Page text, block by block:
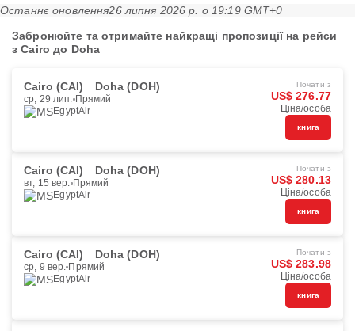
Останнє оновлення26 липня 2026 р. о 19:19 GMT+0
Забронюйте та отримайте найкращі пропозиції на рейси
з Cairo до Doha
Cairo (CAI) Doha (DOH)
ср, 29 лип. Прямий
EgyptAir
Почати з
US$ 276.77
Ціна/особа
книга
Cairo (CAI) Doha (DOH)
вт, 15 вер. Прямий
EgyptAir
Почати з
US$ 280.13
Ціна/особа
книга
Cairo (CAI) Doha (DOH)
ср, 9 вер. Прямий
EgyptAir
Почати з
US$ 283.98
Ціна/особа
книга